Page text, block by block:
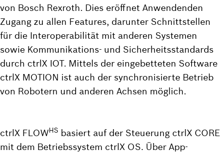
von Bosch Rexroth. Dies eröffnet Anwendenden
Zugang zu allen Features, darunter Schnittstellen
für die Interoperabilität mit anderen Systemen
sowie Kommunikations- und Sicherheitsstandards
durch ctrlX IOT. Mittels der eingebetteten Software
ctrlX MOTION ist auch der synchronisierte Betrieb
von Robotern und anderen Achsen möglich.
ctrlX FLOWHS basiert auf der Steuerung ctrlX CORE
mit dem Betriebssystem ctrlX OS. Über App-